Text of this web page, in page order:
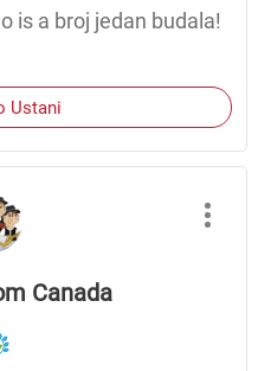
is a broj jedan budala!
Ustani
Canada